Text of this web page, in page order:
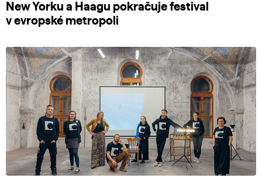
New Yorku a Haagu pokračuje festival
v evropské metropoli